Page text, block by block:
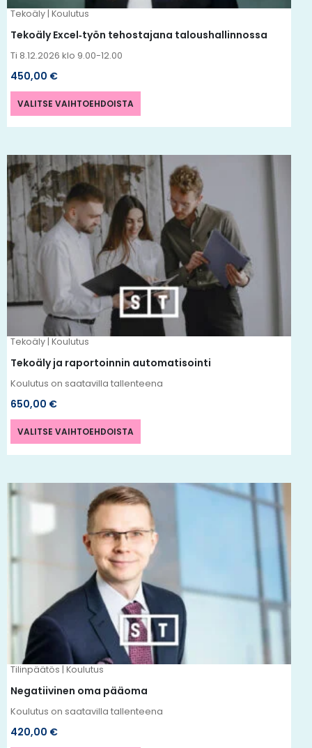
Tekoäly | Koulutus
Tekoäly Excel‑työn tehostajana taloushallinnossa
Ti 8.12.2026 klo 9.00-12.00
450,00 €
VALITSE VAIHTOEHDOISTA
Tekoäly | Koulutus
Tekoäly ja raportoinnin automatisointi
Koulutus on saatavilla tallenteena
650,00 €
VALITSE VAIHTOEHDOISTA
Tällä
tuotteella
on
useampi
muunnelma.
Voit
tehdä
valinnat
tuotteen
Tilinpäätös | Koulutus
Negatiivinen oma pääoma
Koulutus on saatavilla tallenteena
420,00 €
Tällä
tuotteella
on
useampi
muunnelma.
Voit
tehdä
valinnat
tuotteen